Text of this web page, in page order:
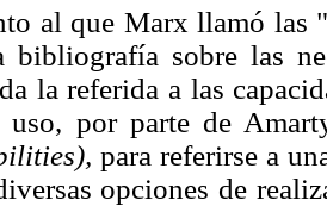
al que Marx llamó las
bibliografía sobre las
la referida a las
por parte de
para referirse a
opciones de